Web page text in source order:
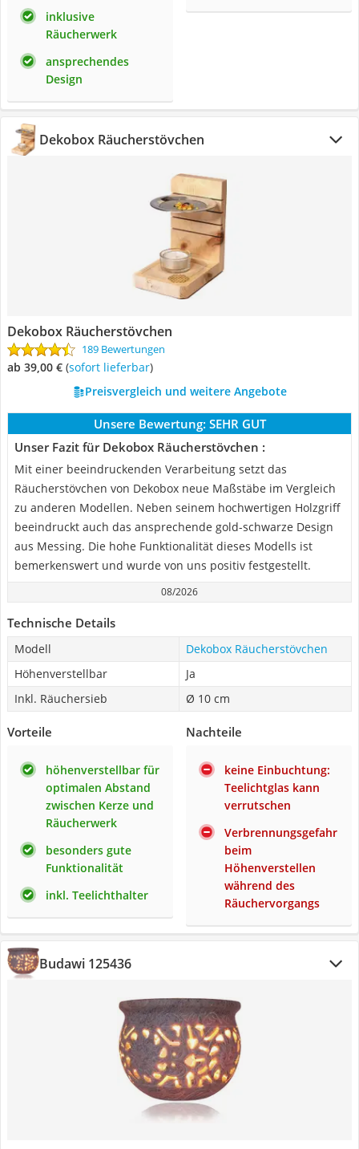
inklusive
Räucherwerk
ansprechendes
Design
Dekobox Räucherstövchen
Dekobox Räucherstövchen
189 Bewertungen
ab 39,00 € ( Sofort lieferbar)
Preisvergleich und weitere Angebote
Unsere Bewertung: SEHR GUT
Unser Fazit für Dekobox Räucherstövchen :
Mit einer beeindruckenden Verarbeitung setzt das
Räucherstövchen von Dekobox neue Maßstäbe im Vergleich
zu anderen Modellen. Neben seinem hochwertigen Holzgriff
beeindruckt auch das ansprechende gold-schwarze Design
aus Messing. Die hohe Funktionalität dieses Modells ist
bemerkenswert und wurde von uns positiv festgestellt.
08/2026
Technische Details
Modell
Dekobox Räucherstövchen
Höhenverstellbar
Ja
Inkl. Räuchersieb
Ø 10 cm
Vorteile
höhenverstellbar für
optimalen Abstand
zwischen Kerze und
Räucherwerk
besonders gute
Funktionalität
inkl. Teelichthalter
Nachteile
keine Einbuchtung:
Teelichtglas kann
verrutschen
Verbrennungsgefahr
beim
Höhenverstellen
während des
Räuchervorgangs
Budawi 125436